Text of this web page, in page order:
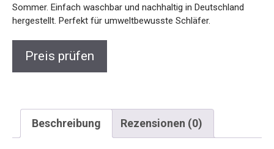
Sommer. Einfach waschbar und nachhaltig in Deutschland
hergestellt. Perfekt für umweltbewusste Schläfer.
Preis prüfen
Beschreibung Rezensionen (0)